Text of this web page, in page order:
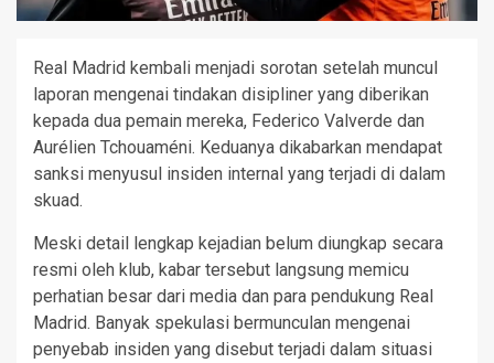
Real Madrid kembali menjadi sorotan setelah muncul
laporan mengenai tindakan disipliner yang diberikan
kepada dua pemain mereka, Federico Valverde dan
Aurélien Tchouaméni. Keduanya dikabarkan mendapat
sanksi menyusul insiden internal yang terjadi di dalam
skuad.
Meski detail lengkap kejadian belum diungkap secara
resmi oleh klub, kabar tersebut langsung memicu
perhatian besar dari media dan para pendukung Real
Madrid. Banyak spekulasi bermunculan mengenai
penyebab insiden yang disebut terjadi dalam situasi